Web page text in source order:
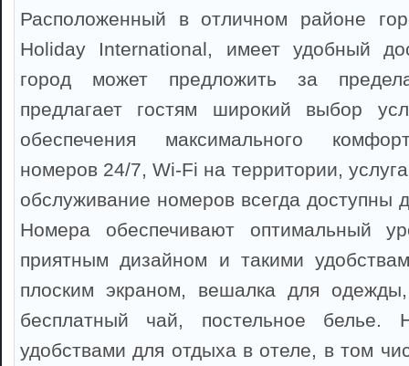
Расположенный в отличном районе
Holiday International, имеет удобный
город может предложить за
предлагает гостям широкий выбор
обеспечения максимального
номеров 24/7, Wi-Fi на территории,
обслуживание номеров всегда доступны
Номера обеспечивают оптимальный
приятным дизайном и такими
плоским экраном, вешалка для
бесплатный чай, постельное белье.
удобствами для отдыха в отеле, в том